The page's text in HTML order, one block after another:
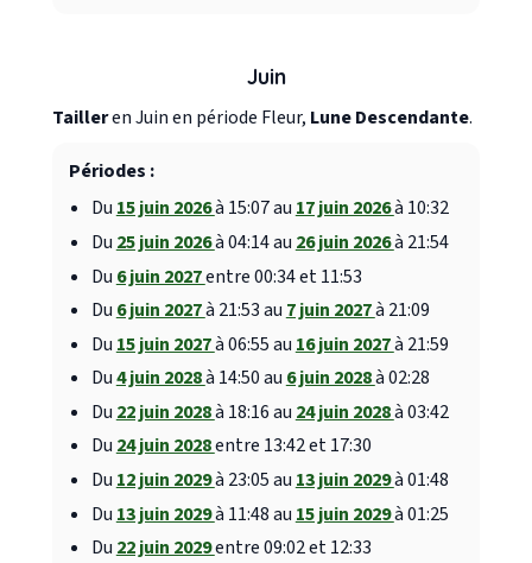
Juin
Tailleren Juin en période Fleur, Lune Descendante.
Périodes :
Du 15 juin 2026à 15:07 au 17 juin 2026à 10:32
Du 25 juin 2026à 04:14 au 26 juin 2026à 21:54
Du 6 juin 2027entre 00:34 et 11:53
Du 6 juin 2027à 21:53 au 7 juin 2027à 21:09
Du 15 juin 2027à 06:55 au 16 juin 2027à 21:59
Du4 juin 2028à 14:50 au 6 juin 2028à 02:28
Du 22 juin 2028à 18:16 au 24 juin 2028à 03:42
Du24 juin 2028entre 13:42 et 17:30
Du 12 juin 2029à 23:05 au 13 juin 2029à 01:48
Du 13 juin 2029à 11:48 au 15 juin 2029à 01:25
Du 22 juin 2029entre 09:02 et 12:33